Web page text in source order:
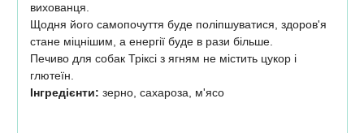
вихованця.
Щодня його самопочуття буде поліпшуватися, здоров'я
стане міцнішим, а енергії буде в рази більше.
Печиво для собак Тріксі з ягням не містить цукор і
глютеїн.
Інгредієнти: зерно, сахароза, м'ясо